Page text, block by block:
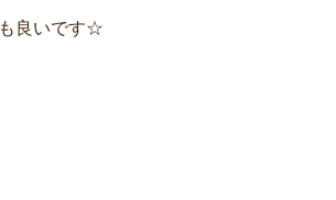
良いです☆